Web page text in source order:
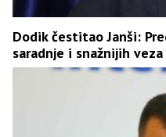
Dodik čestitao Janši:
saradnje i snažnijih veza